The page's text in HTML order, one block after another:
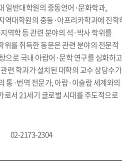
일반대학원의 중동언어·문화학과,
역대학원의 중동·아프리카학과에 진학
역학 등 관련 분야의 석·박사 학위를
위를 취득한 동문은 관련 분야의 전문적
으로 국내 아랍어·문학 연구를 심화하고
련 학과가 설치된 대학의 교수 상당수
통·번역 전문가, 아랍·이슬람 세계와의
로서 21세기 글로벌 시대를 주도적으로
02-2173-2304